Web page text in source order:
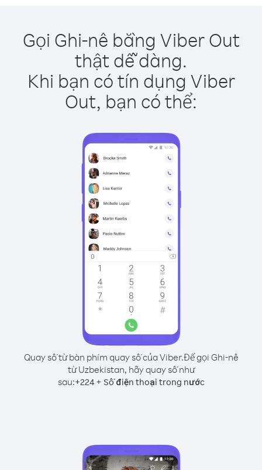
Gọi Ghi-nê bằng Viber Out
thật dễ dàng.
Khi bạn có tín dụng Viber
Out, bạn có thể:
Quay số từ bàn phím quay số của Viber.Để gọi Ghi-nê
từ Uzbekistan, hãy quay số như
sau:+224+ Số điện thoại trong nước